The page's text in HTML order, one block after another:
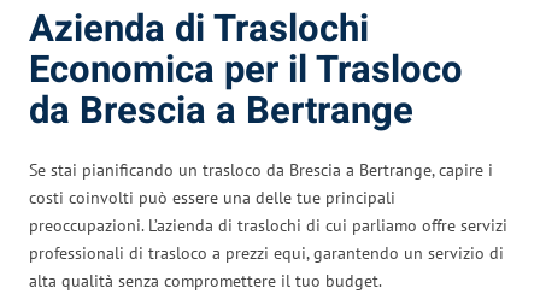
Azienda di Traslochi
Economica per il Trasloco
da Brescia a Bertrange
Se stai pianificando un trasloco da Brescia a Bertrange, capire i
costi coinvolti può essere una delle tue principali
preoccupazioni. L’azienda di traslochi di cui parliamo offre servizi
professionali di trasloco a prezzi equi, garantendo un servizio di
alta qualità senza compromettere il tuo budget.